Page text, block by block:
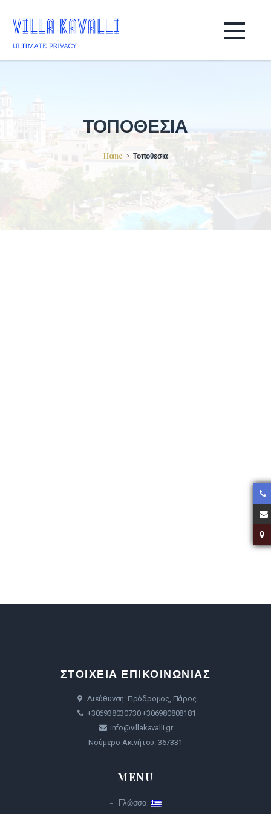
ΤΟΠΟΘΕΣΙΑ
Home Τοποθεσια
ΣΤΟΙΧΕΙΑ ΕΠΙΚΟΙΝΩΝΙΑΣ
Διεύθυνση: Πρόδρομος, Πάρος
+306938030730+306980808181
info@villakavalli.gr
Νούμερο Ακινήτου: 367331
MENU
Γλώσσα: